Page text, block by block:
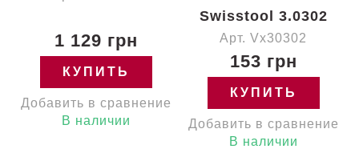
1 129 грн
КУПИТЬ
Добавить в сравнение
В наличии
Swisstool 3.0302
Арт. Vx30302
153 грн
КУПИТЬ
Добавить в сравнение
В наличии